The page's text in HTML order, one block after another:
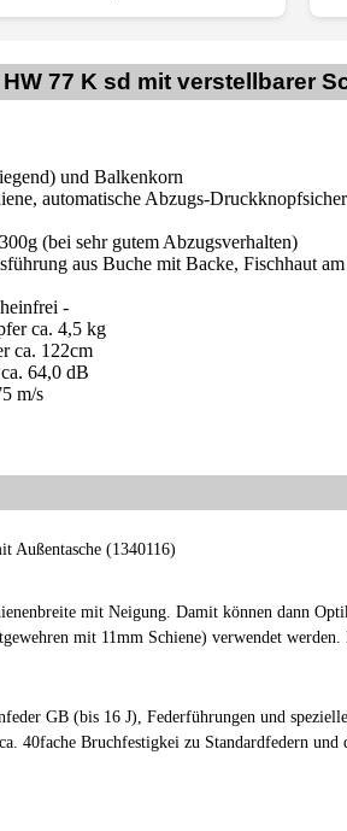
77 K sd mit verstellbarer
und Balkenkorn
automatische Abzugs-
(bei sehr gutem Abzugsverhalten)
aus Buche mit Backe, Fischhaut
-
ca. 4,5 kg
ca. 122cm
64,0 dB
m/s
Außentasche (1340116)
mit Neigung. Damit können dann
mit 11mm Schiene) verwendet
GB (bis 16 J), Federführungen und
40fache Bruchfestigkei zu Standardfedern und